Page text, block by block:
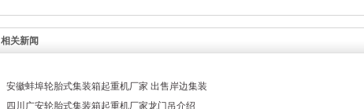
相关新闻
安徽蚌埠轮胎式集装箱起重机厂家 出售岸边集装
四川广安轮胎式集装箱起重机厂家龙门吊介绍